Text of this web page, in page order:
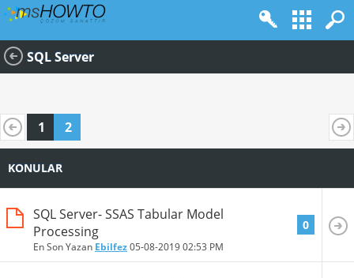
SQL Server
1 2
KONULAR
SQL Server- SSAS Tabular Model
Processing
En Son Yazan Ebilfez05-08-201902:53 PM
0